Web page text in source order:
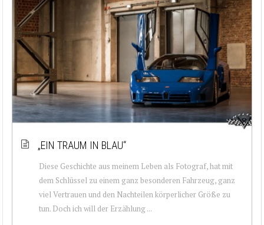
„EIN TRAUM IN BLAU“
Diese Geschichte aus meinem Leben als Fotograf, hat mit
dem Schlüssel zu einem ganz besonderen Fahrzeug, ganz
viel Vertrauen und den Nachteilen körperlicher Größe zu
tun. Doch ich will der Erzählung ...